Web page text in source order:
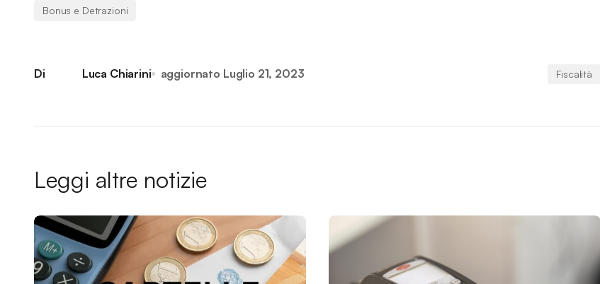
Bonus e Detrazioni
Di Luca Chiarini aggiornato Luglio 21, 2023 Fiscalità
Leggi altre notizie